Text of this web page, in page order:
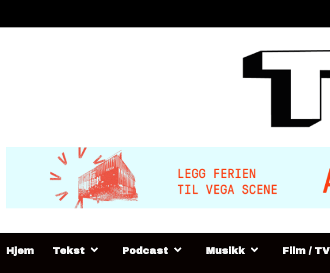
to
Hjem Tekst Podcast Musikk Film / TV